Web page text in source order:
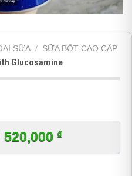
SỮA / SỮA BỘT CAO CẤP
Glucosamine
Giá
gốc
520,000 ₫
hiện